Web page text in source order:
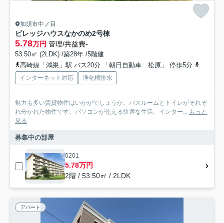
加須市中ノ目
ビレッジハウスなかのめ2号棟
5.78万円 管理/共益費-
53.50㎡ (2LDK) /築28年 /5階建
高崎線「鴻巣」駅 バス20分 「朝日自動車 松原」 停歩5分
インターネット対応 浄化槽排水
魅力も多い賃貸物件はいかがでしょうか。バスルームとトイレがそれぞ
れ分かれた物件です。パソコンが使える快適な生活、インター... もっと
見る
募集中の部屋
0201
5.78万円
2階 / 53.50㎡ / 2LDK
アパート